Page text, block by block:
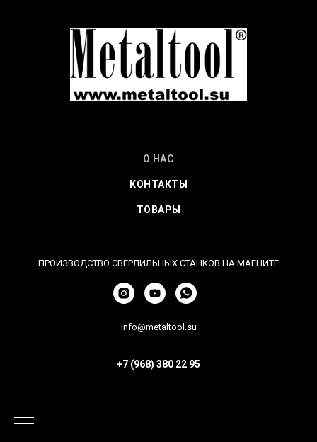
О НАС
КОНТАКТЫ
ТОВАРЫ
ПРОИЗВОДСТВО СВЕРЛИЛЬНЫХ СТАНКОВ НА МАГНИТЕ
info@metaltool.su
+7 (968) 380 22 95